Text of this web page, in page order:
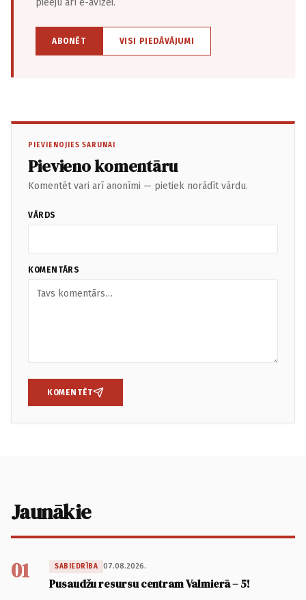
ABONĒT VISI PIEDĀVĀJUMI
PIEVIENOJIES SARUNAI
Pievieno komentāru
Komentēt vari arī anonīmi — pietiek norādīt vārdu.
VĀRDS
KOMENTĀRS
KOMENTĒT
Jaunākie
01 SABIEDRĪBA 07.08.2026.
Pusaudžu resursu centram Valmierā – 5!